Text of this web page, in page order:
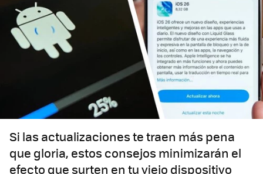
Si las actualizaciones te traen más pena
que gloria, estos consejos minimizarán el
efecto que surten en tu viejo dispositivo